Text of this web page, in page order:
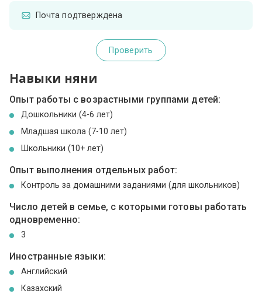
Почта подтверждена
Проверить
Навыки няни
Опыт работы с возрастными группами детей:
Дошкольники (4-6 лет)
Младшая школа (7-10 лет)
Школьники (10+ лет)
Опыт выполнения отдельных работ:
Контроль за домашними заданиями (для школьников)
Число детей в семье, с которыми готовы работать
одновременно:
3
Иностранные языки:
Английский
Казахский